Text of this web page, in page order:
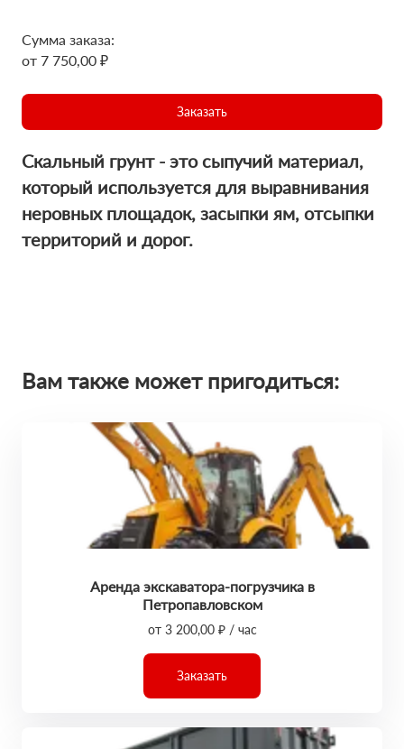
Сумма заказа:
от 7 750,00 ₽
Заказать
Скальный грунт - это сыпучий материал,
который используется для выравнивания
неровных площадок, засыпки ям, отсыпки
территорий и дорог.
Вам также может пригодиться:
Аренда экскаватора-погрузчика в
Петропавловском
от 3 200,00 ₽ / час
Заказать